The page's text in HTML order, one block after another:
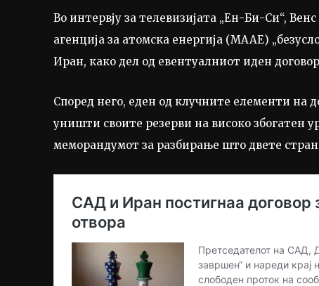
Во интервју за телевизијата „Ен-Би-Си“,
агенција за атомска енергија (МААЕ)
Иран, како дел од евентуалниот иден
Според него, еден од клучните елементи на
уништи своите резерви на високо збогатен
меморандумот за разбирање што двете